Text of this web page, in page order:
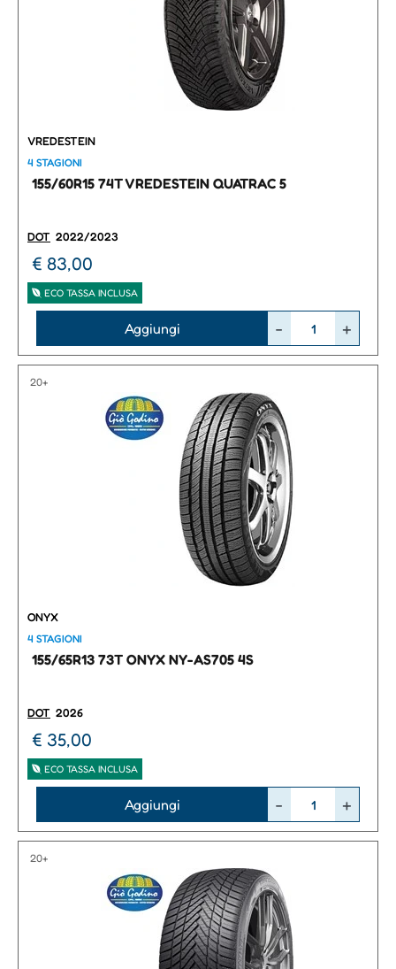
VREDESTEIN
4 STAGIONI
155/60R15 74T VREDESTEIN QUATRAC 5
DOT 2022/2023
€ 83,00
ECO TASSA INCLUSA
Aggiungi
20+
ONYX
4 STAGIONI
155/65R13 73T ONYX NY-AS705 4S
DOT 2026
€ 35,00
ECO TASSA INCLUSA
Aggiungi
20+